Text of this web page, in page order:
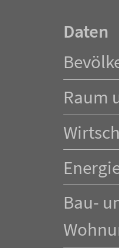
Daten
überspringen
Raum
Bau-